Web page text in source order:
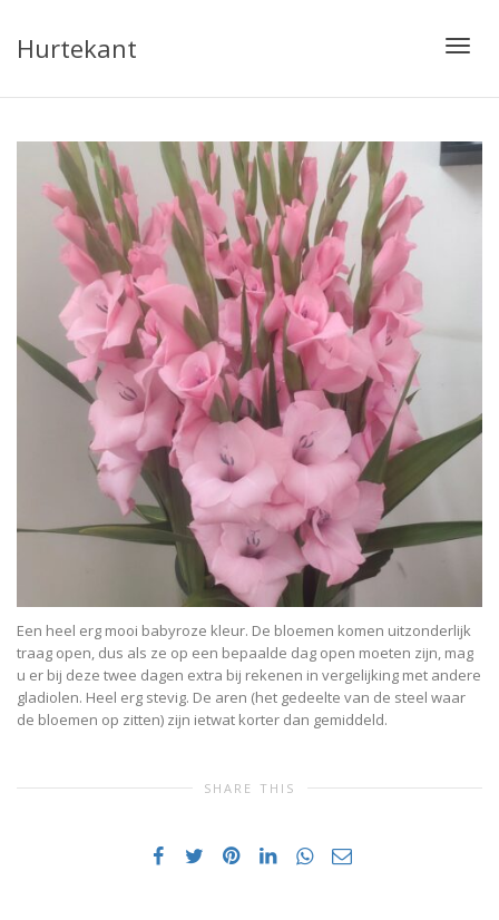
Hurtekant
Een heel erg mooi babyroze kleur. De bloemen komen uitzonderlijk
traag open, dus als ze op een bepaalde dag open moeten zijn, mag
u er bij deze twee dagen extra bij rekenen in vergelijking met andere
gladiolen. Heel erg stevig. De aren (het gedeelte van de steel waar
de bloemen op zitten) zijn ietwat korter dan gemiddeld.
SHARE THIS